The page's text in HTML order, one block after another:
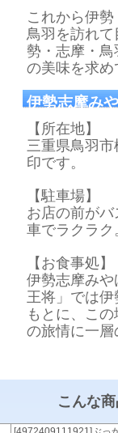
これから伊
鳥羽を訪れ
勢・志摩・
の美味を求
伊勢志摩み
【所在地】
三重県鳥羽
印です。
【駐車場】
お店の前が
車でラクラク
【お食事処】
伊勢志摩み
王将」では
もとに、こ
の旅情に一